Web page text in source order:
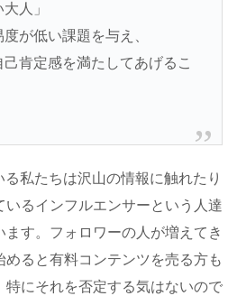
人」
が低い課題を与え、
肯定感を満たしてあげるこ
私たちは沢山の情報に触れたり
るインフルエンサーという人達
ます。フォロワーの人が増えてき
ると有料コンテンツを売る方も
特にそれを否定する気はないので